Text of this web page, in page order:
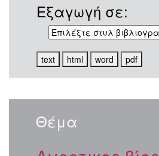
Εξαγωγή σε:
Θέμα